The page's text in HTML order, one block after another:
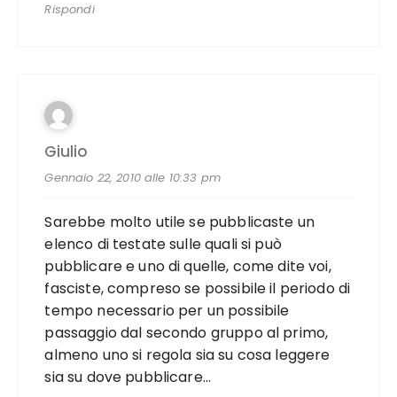
Rispondi
Giulio
Gennaio 22, 2010 alle 10:33 pm
Sarebbe molto utile se pubblicaste un
elenco di testate sulle quali si può
pubblicare e uno di quelle, come dite voi,
fasciste, compreso se possibile il periodo di
tempo necessario per un possibile
passaggio dal secondo gruppo al primo,
almeno uno si regola sia su cosa leggere
sia su dove pubblicare…